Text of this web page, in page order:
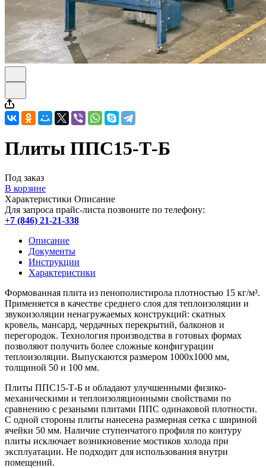
Плиты ППС15-Т-Б
Под заказ
В корзине
Характеристики Описание
Для запроса прайс-листа позвоните по телефону:
+7 (846) 21-21-338
Описание
Документы
Инструкции
Характеристики
Формованная плита из пенополистирола плотностью 15 кг/м³.
Применяется в качестве среднего слоя для теплоизоляции и
звукоизоляции ненагружаемых конструкций: скатных
кровель, мансард, чердачных перекрытий, балконов и
перегородок. Технология производства в готовых формах
позволяют получить более сложные конфигурации
теплоизоляции. Выпускаются размером 1000х1000 мм,
толщиной 50 и 100 мм.
Плиты ППС15-Т-Б и обладают улучшенными физико-
механическими и теплоизоляционными свойствами по
сравнению с резаными плитами ППС одинаковой плотности.
С одной стороны плиты нанесена размерная сетка с шириной
ячейки 50 мм. Наличие ступенчатого профиля по контуру
плиты исключает возникновение мостиков холода при
эксплуатации. Не подходит для использования внутри
помещений.